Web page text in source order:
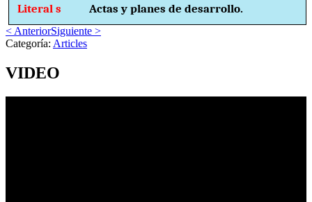
Literal s Actas y planes de desarrollo.
< AnteriorSiguiente >
Categoría: Articles
VIDEO